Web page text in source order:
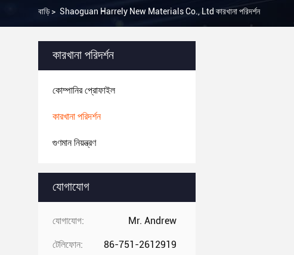
বাড়ি> Shaoguan Harrely New Materials Co., Ltd কারখানা পরিদর্শন
কারখানা পরিদর্শন
কোম্পানির প্রোফাইল
কারখানা পরিদর্শন
গুণমান নিয়ন্ত্রণ
যোগাযোগ
যোগাযোগ: Mr. Andrew
টেলিফোন: 86-751-2612919